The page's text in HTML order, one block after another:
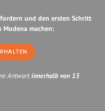
und den ersten Schritt
Modena machen:
Antwortinnerhalb von 15